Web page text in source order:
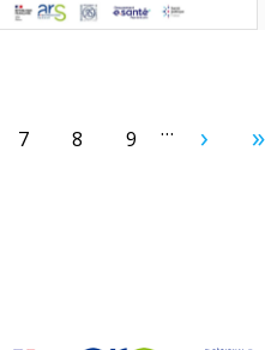
Page
7 Page
8 Page
9 … Page